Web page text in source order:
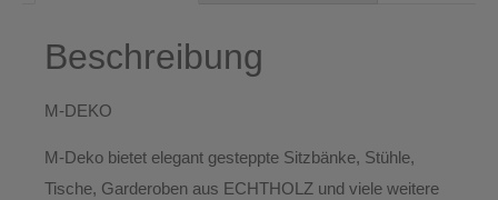
Beschreibung
M-DEKO
M-Deko bietet elegant gesteppte Sitzbänke, Stühle,
Tische, Garderoben aus ECHTHOLZ und viele weitere